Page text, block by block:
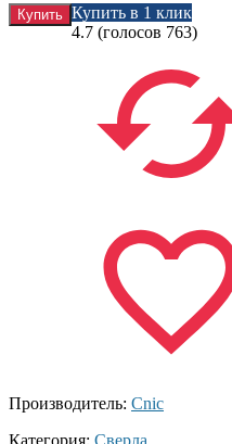
Купить в 1 клик
4.7 (голосов 763)
Производитель: Cnic
Категория: Сверла